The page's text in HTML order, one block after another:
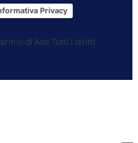
Privacy
di Asti Tutti i diritti